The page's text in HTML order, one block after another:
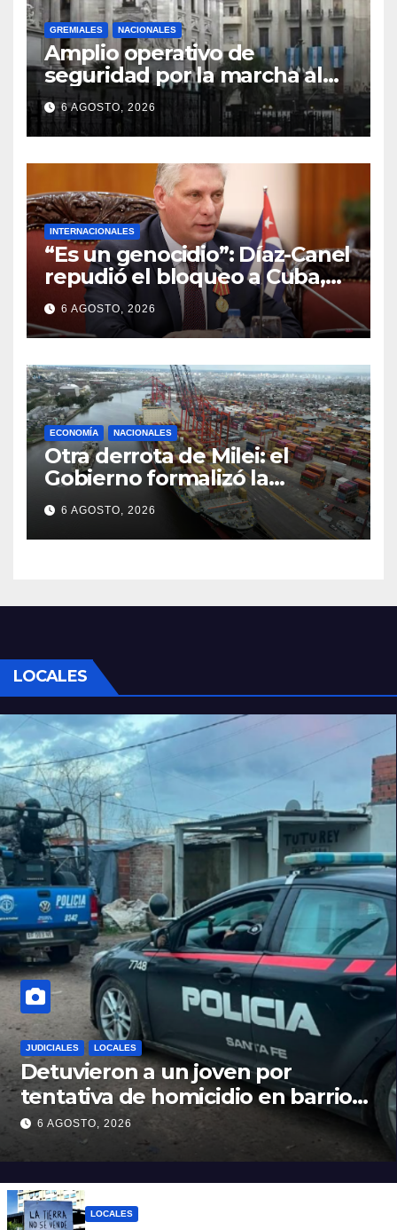
GREMIALES NACIONALES
Amplio operativo de
seguridad por la marcha al
Congreso: el mapa de los
cortes y desvíos
6 AGOSTO, 2026
INTERNACIONALES
“Es un genocidio”: Díaz-Canel
repudió el bloqueo a Cuba,
apuntó a Trump y reclamó
condenas internacionales
6 AGOSTO, 2026
ECONOMÍA NACIONALES
Otra derrota de Milei: el
Gobierno formalizó la
marcha atrás con la
desregulación del practicaje
6 AGOSTO, 2026
LOCALES
JUDICIALES LOCALES
Detuvieron a un joven por
tentativa de homicidio en barrio
12 de Octubre
6 AGOSTO, 2026
LOCALES